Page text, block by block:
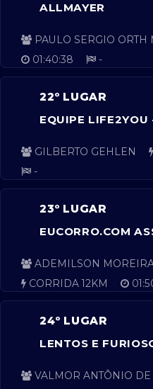
ALLMAYER
PAULO SERGIO ORTH
01:40:38
-
22º LUGAR
EQUIPE LIFE2YOU
GILBERTO GEHLEN
-
23º LUGAR
EUCORRO.COM
ADEMILSON
CORRIDA 12KM
24º LUGAR
LENTOS E
VALMOR ANTÔNIO DE